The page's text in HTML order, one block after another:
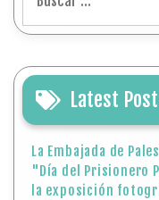
Latest
La Embajada de
"Día del Prisionero
la exposición